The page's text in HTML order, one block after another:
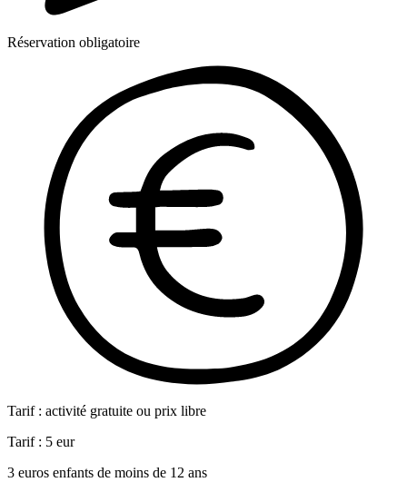
Réservation obligatoire
Tarif : activité gratuite ou prix libre
Tarif : 5 eur
3 euros enfants de moins de 12 ans